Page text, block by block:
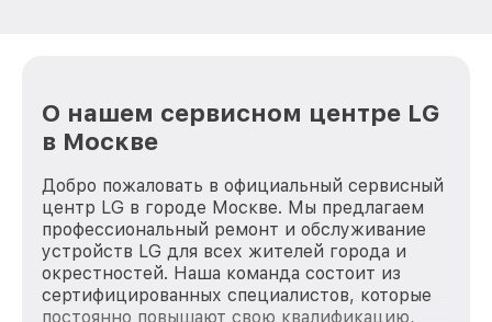
О нашем сервисном центре LG
в Москве
Добро пожаловать в официальный сервисный
центр LG в городе Москве. Мы предлагаем
профессиональный ремонт и обслуживание
устройств LG для всех жителей города и
окрестностей. Наша команда состоит из
сертифицированных специалистов, которые
постоянно повышают свою квалификацию,